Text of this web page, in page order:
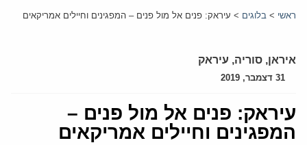
ראשי > בלוגים > עיראק: פנים אל מול פנים – המפגינים וחיילים אמריקאים
איראן, סוריה, עיראק
31 דצמבר, 2019
עיראק: פנים אל מול פנים –
המפגינים וחיילים אמריקאים